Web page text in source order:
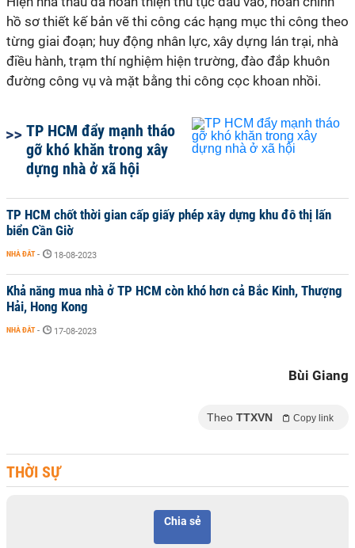
hồ sơ thiết kế bản vẽ thi công các hạng mục thi công theo
từng giai đoạn; huy động nhân lực, xây dựng lán trại, nhà
điều hành, trạm thí nghiệm hiện trường, đào đắp khuôn
đường công vụ và mặt bằng thi công cọc khoan nhồi.
TP HCM đẩy mạnh tháo
gỡ khó khăn trong xây
dựng nhà ở xã hội
TP HCM chốt thời gian cấp giấy phép xây dựng khu đô thị lấn
biển Cần Giờ
NHÀ ĐẤT - 18-08-2023
Khả năng mua nhà ở TP HCM còn khó hơn cả Bắc Kinh, Thượng
Hải, Hong Kong
NHÀ ĐẤT - 17-08-2023
Bùi Giang
Theo TTXVN Copy link
THỜI SỰ
Chia sẻ